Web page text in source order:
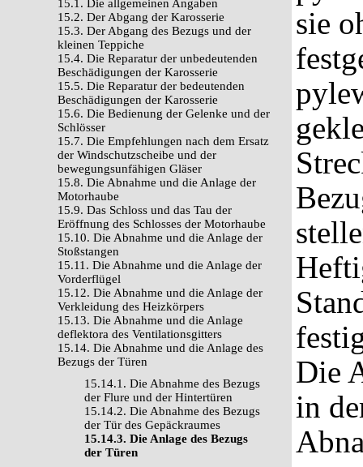
15.1. Die allgemeinen Angaben
15.2. Der Abgang der Karosserie
15.3. Der Abgang des Bezugs und der
kleinen Teppiche
15.4. Die Reparatur der unbedeutenden
Beschädigungen der Karosserie
15.5. Die Reparatur der bedeutenden
Beschädigungen der Karosserie
15.6. Die Bedienung der Gelenke und der
Schlösser
15.7. Die Empfehlungen nach dem Ersatz
der Windschutzscheibe und der
bewegungsunfähigen Gläser
15.8. Die Abnahme und die Anlage der
Motorhaube
15.9. Das Schloss und das Tau der
Eröffnung des Schlosses der Motorhaube
15.10. Die Abnahme und die Anlage der
Stoßstangen
15.11. Die Abnahme und die Anlage der
Vorderflügel
15.12. Die Abnahme und die Anlage der
Verkleidung des Heizkörpers
15.13. Die Abnahme und die Anlage
deflektora des Ventilationsgitters
15.14. Die Abnahme und die Anlage des
Bezugs der Türen
15.14.1. Die Abnahme des Bezugs
der Flure und der Hintertüren
15.14.2. Die Abnahme des Bezugs
der Tür des Gepäckraumes
15.14.3. Die Anlage des Bezugs
der Türen
sie
Die
in